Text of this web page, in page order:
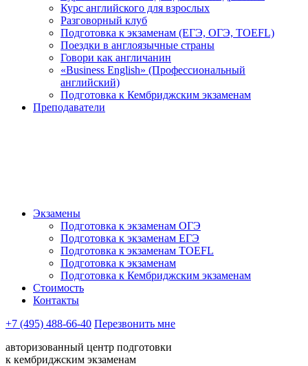
Курс английского для взрослых
Разговорный клуб
Подготовка к экзаменам (ЕГЭ, ОГЭ, TOEFL)
Поездки в англоязычные страны
Говори как англичанин
«Business English» (Профессиональный
английский)
Подготовка к Кембриджским экзаменам
Преподаватели
Экзамены
Подготовка к экзаменам ОГЭ
Подготовка к экзаменам ЕГЭ
Подготовка к экзаменам TOEFL
Подготовка к экзаменам
Подготовка к Кембриджским экзаменам
Стоимость
Контакты
+7 (495) 488-66-40 Перезвонить мне
авторизованный центр подготовки
к кембриджским экзаменам